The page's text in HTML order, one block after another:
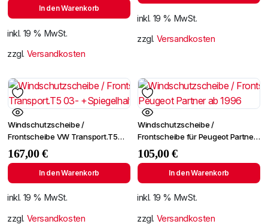
In den Warenkorb
inkl. 19 % MwSt.
zzgl. Versandkosten
inkl. 19 % MwSt.
zzgl. Versandkosten
Windschutzscheibe /
Frontscheibe VW Transport.T5
03- +Spiegelhalter
167,00€
In den Warenkorb
inkl. 19 % MwSt.
zzgl. Versandkosten
Windschutzscheibe /
Frontscheibe für Peugeot Partner
ab 1996
105,00€
In den Warenkorb
inkl. 19 % MwSt.
zzgl. Versandkosten